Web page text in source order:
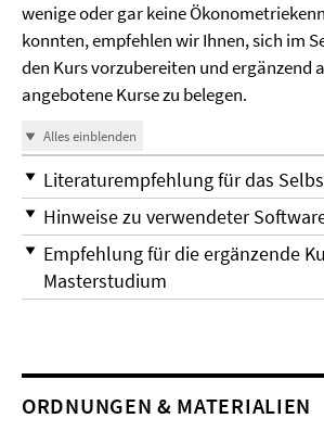
wenige oder gar keine
konnten, empfehlen wir Ihnen, sich im
den Kurs vorzubereiten und ergänzend
angebotene Kurse zu belegen.
Alles einblenden
Literaturempfehlung für das
Hinweise zu verwendeter
Empfehlung für die ergänzende
Masterstudium
ORDNUNGEN & MATERIALIEN